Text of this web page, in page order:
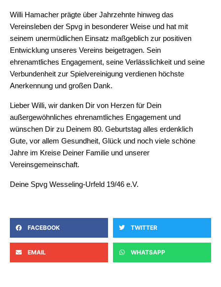
Willi Hamacher prägte über Jahrzehnte hinweg das
Vereinsleben der Spvg in besonderer Weise und hat mit
seinem unermüdlichen Einsatz maßgeblich zur positiven
Entwicklung unseres Vereins beigetragen. Sein
ehrenamtliches Engagement, seine Verlässlichkeit und seine
Verbundenheit zur Spielvereinigung verdienen höchste
Anerkennung und großen Dank.
Lieber Willi, wir danken Dir von Herzen für Dein
außergewöhnliches ehrenamtliches Engagement und
wünschen Dir zu Deinem 80. Geburtstag alles erdenklich
Gute, vor allem Gesundheit, Glück und noch viele schöne
Jahre im Kreise Deiner Familie und unserer
Vereinsgemeinschaft.
Deine Spvg Wesseling-Urfeld 19/46 e.V.
FACEBOOK TWITTER
EMAIL WHATSAPP